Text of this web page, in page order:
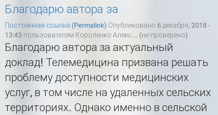
Благодарю автора за
Постоянная ссылка (Permalink) Опубликовано 6 декабря, 2018 -
13:43 пользователем Короленко Алекс... (не проверено)
Благодарю автора за актуальный
доклад! Телемедицина призвана решать
проблему доступности медицинских
услуг, в том числе на удаленных сельских
территориях. Однако именно в сельской